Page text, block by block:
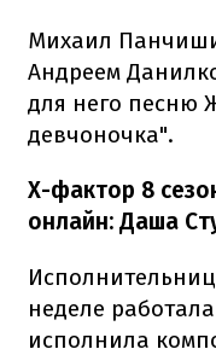
Михаил
Андреем
для него песню
девчоночка".
Х-фактор 8
онлайн: Даша
неделе
исполнила